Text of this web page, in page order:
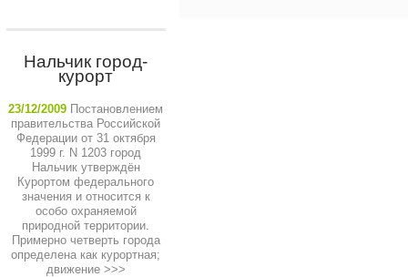
Нальчик город-
курорт
23/12/2009 Постановлением
правительства Российской
Федерации от 31 октября
1999 г. N 1203 город
Нальчик утверждён
Курортом федерального
значения и относится к
особо охраняемой
природной территории.
Примерно четверть города
определена как курортная;
движение>>>